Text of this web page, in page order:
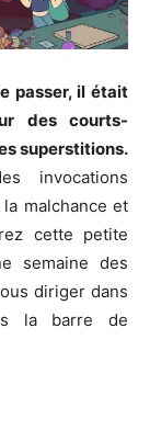
passer, il était
des courts-
superstitions.
invocations
malchance et
cette petite
semaine des
diriger dans
la barre de